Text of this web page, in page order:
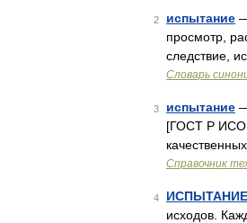
2 испытание
просмотр,
следствие,
Словарь
3 испытание
[ГОСТ Р ИСО
Справочник
4 ИСПЫТАНИЕ
исходов.